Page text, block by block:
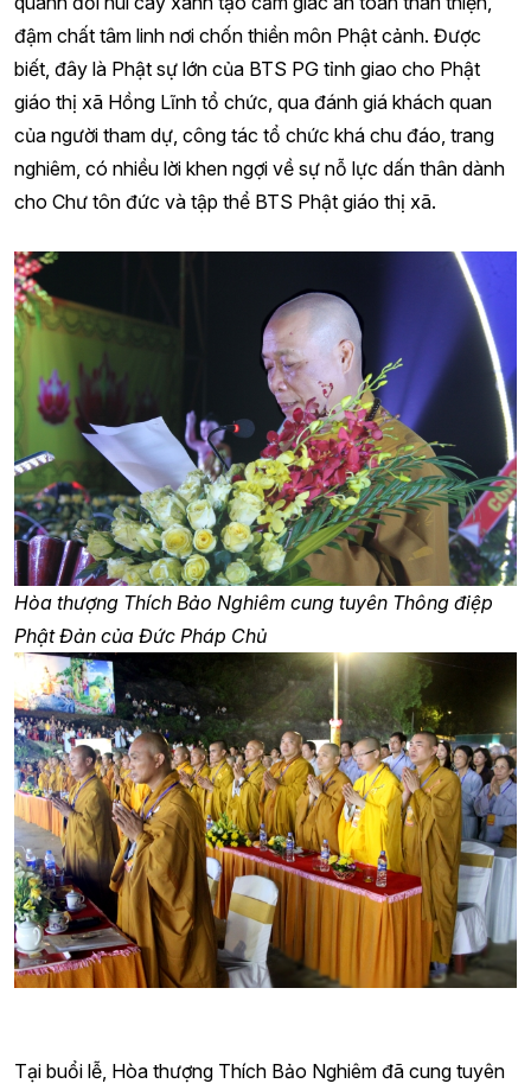
đậm chất tâm linh nơi chốn thiền môn Phật cảnh. Được
biết, đây là Phật sự lớn của BTS PG tỉnh giao cho Phật
giáo thị xã Hồng Lĩnh tổ chức, qua đánh giá khách quan
của người tham dự, công tác tổ chức khá chu đáo, trang
nghiêm, có nhiều lời khen ngợi về sự nỗ lực dấn thân dành
cho Chư tôn đức và tập thể BTS Phật giáo thị xã.
Hòa thượng Thích Bảo Nghiêm cung tuyên Thông điệp
Phật Đản của Đức Pháp Chủ
Tại buổi lễ, Hòa thượng Thích Bảo Nghiêm đã cung tuyên